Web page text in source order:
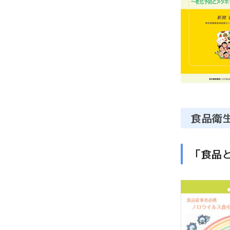
食品衛
「食品